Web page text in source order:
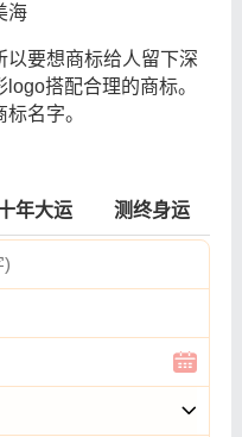
海
以要想商标给人留下深
搭配合理的商标。
名字。
年大运 测终身运